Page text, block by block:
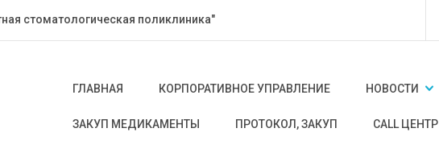
стоматологическая поликлиника"
ГЛАВНАЯ КОРПОРАТИВНОЕ УПРАВЛЕНИЕ НОВОСТИ
ЗАКУП МЕДИКАМЕНТЫ ПРОТОКОЛ, ЗАКУП CALL ЦЕНТР